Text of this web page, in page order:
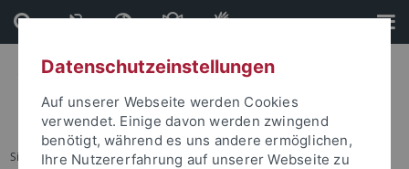
Direkt
zum
Inhalt
Direkt
zur
Fußleiste
Sie sind hier: Startseite ... Veranstaltungskalender
Datenschutzeinstellungen
Auf unserer Webseite werden Cookies
verwendet. Einige davon werden zwingend
benötigt, während es uns andere ermöglichen,
Ihre Nutzererfahrung auf unserer Webseite zu